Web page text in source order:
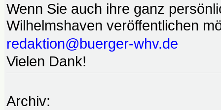
Wenn Sie auch ihre ganz
Wilhelmshaven veröffentlichen
redaktion@buerger-whv.de
Vielen Dank!
Archiv: